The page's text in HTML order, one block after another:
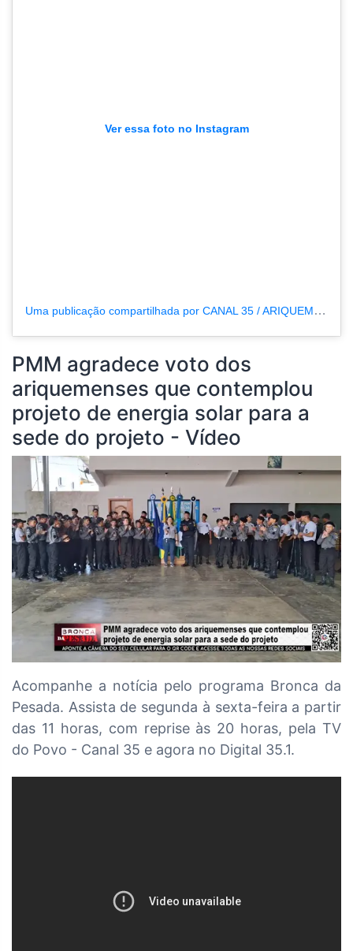
Ver essa foto no Instagram
Uma publicação compartilhada por CANAL 35 / ARIQUEMES190 (@tvpcanal35)
PMM agradece voto dos
ariquemenses que contemplou
projeto de energia solar para a
sede do projeto - Vídeo
Acompanhe a notícia pelo programa Bronca da
Pesada. Assista de segunda à sexta-feira a partir
das 11 horas, com reprise às 20 horas, pela TV
do Povo - Canal 35 e agora no Digital 35.1.